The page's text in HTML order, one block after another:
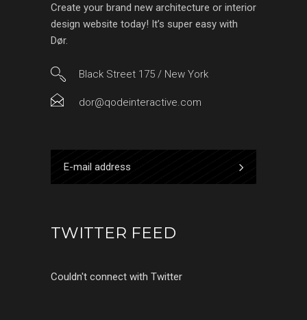
Create your brand new architecture or interior
design website today! It’s super easy with
Dør.
Black Street 175 / New York
dor@qodeinteractive.com
TWITTER FEED
Couldn't connect with Twitter